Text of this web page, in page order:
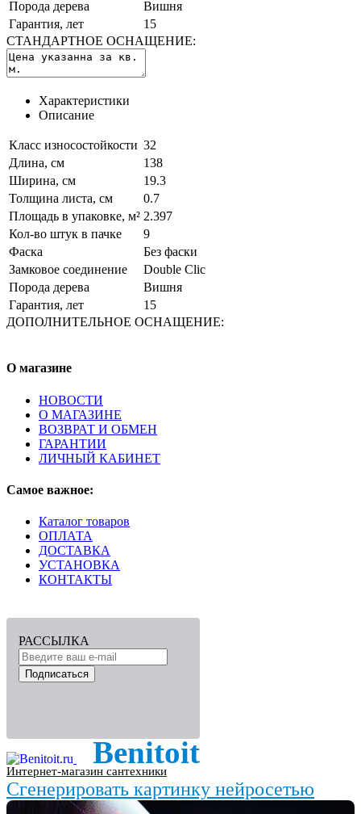
Порода дерева
Вишня
Гарантия, лет
15
СТАНДАРТНОЕ ОСНАЩЕНИЕ:
Характеристики
Описание
Класс износостойкости 32
Длина, см
138
Ширина, см
19.3
Толщина листа, см
0.7
Площадь в упаковке, м² 2.397
Кол-во штук в пачке
9
Фаска
Без фаски
Замковое соединение
Double Clic
Порода дерева
Вишня
Гарантия, лет
15
ДОПОЛНИТЕЛЬНОЕ ОСНАЩЕНИЕ:
О магазине
НОВОСТИ
О МАГАЗИНЕ
ВОЗВРАТ И ОБМЕН
ГАРАНТИИ
ЛИЧНЫЙ КАБИНЕТ
Самое важное:
Каталог товаров
ОПЛАТА
ДОСТАВКА
УСТАНОВКА
КОНТАКТЫ
РАССЫЛКА
Подписаться
Benitoit
Интернет-магазин сантехники
Сгенерировать картинку нейросетью